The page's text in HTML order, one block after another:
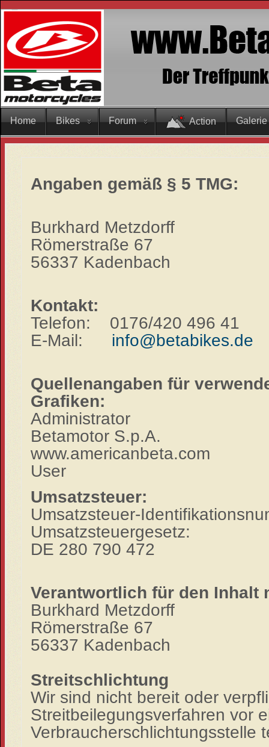
Home Bikes Forum Action Galerie
Angaben gemäß § 5 TMG:
Burkhard Metzdorff
Römerstraße 67
56337 Kadenbach
Kontakt:
Telefon: 0176/420 496 41
E-Mail: info@betabikes.de
Quellenangaben für
Grafiken:
Administrator
Betamotor S.p.A.
www.americanbeta.com
User
Umsatzsteuer:
Umsatzsteuer-
Umsatzsteuergesetz:
DE 280 790 472
Verantwortlich für den Inhalt
Burkhard Metzdorff
Römerstraße 67
56337 Kadenbach
Streitschlichtung
Wir sind nicht bereit oder
Streitbeilegungsverfahren vor
Verbraucherschlichtungsstelle